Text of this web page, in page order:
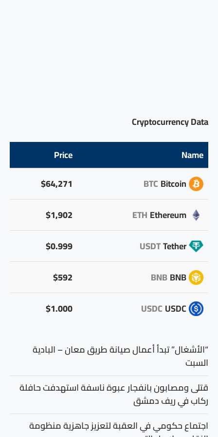
Cryptocurrency Data
Name
Price
Bitcoin
BTC
$64,271
Ethereum
ETH
$1,902
Tether
USDT
$0.999
BNB
BNB
$592
USDC
USDC
$1.000
“الأشغال” تبدأ أعمال صيانة طريق معان – البادية
السبت
قتلى ومصابون بانفجار عبوة ناسفة استهدفت حافلة
ركاب في ريف دمشق
اجتماع حكومي في العقبة لتعزيز جاهزية منظومة